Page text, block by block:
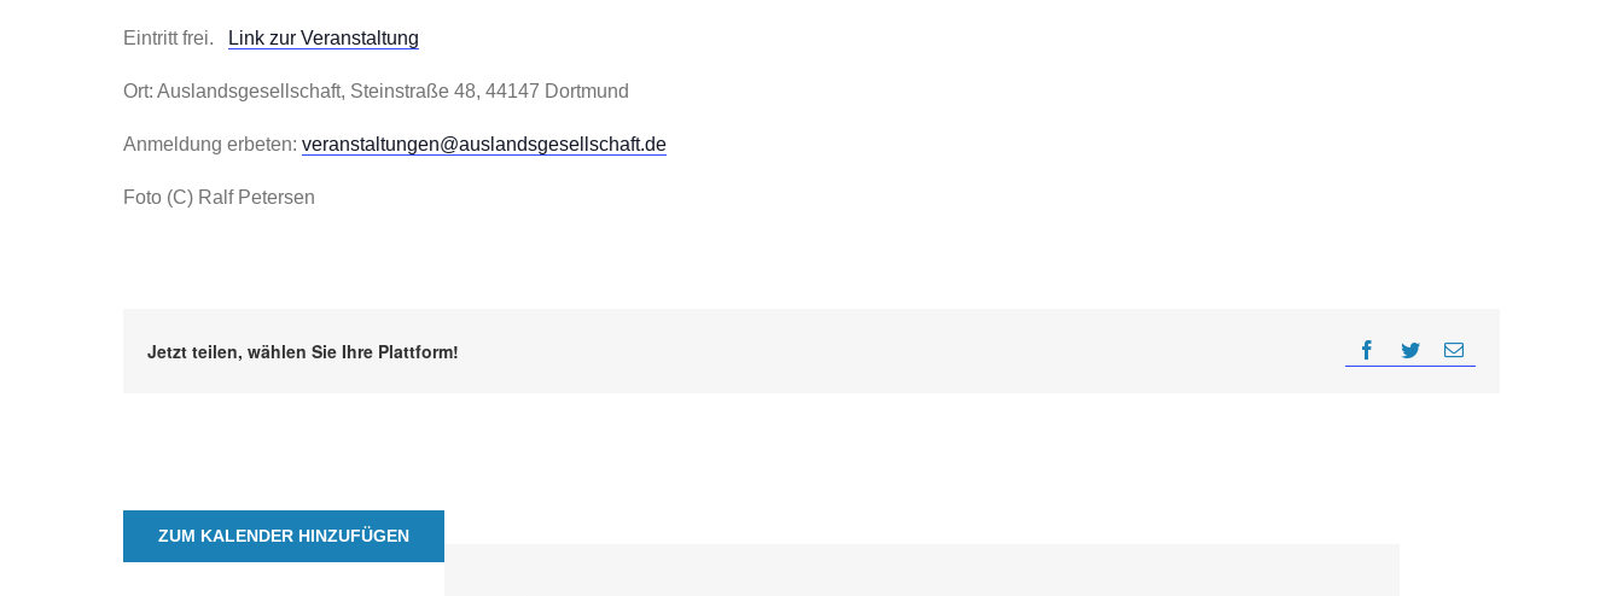
Eintritt frei. Link zur Veranstaltung
Ort: Auslandsgesellschaft, Steinstraße 48, 44147 Dortmund
Anmeldung erbeten: veranstaltungen@auslandsgesellschaft.de
Foto (C) Ralf Petersen
Jetzt teilen, wählen Sie Ihre Plattform!
ZUM KALENDER HINZUFÜGEN